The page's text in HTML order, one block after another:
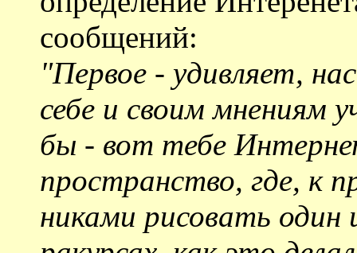
сообщений:
"Первое - удивляет,
себе и своим мнениям
бы - вот тебе
пространство, где, к
никами рисовать